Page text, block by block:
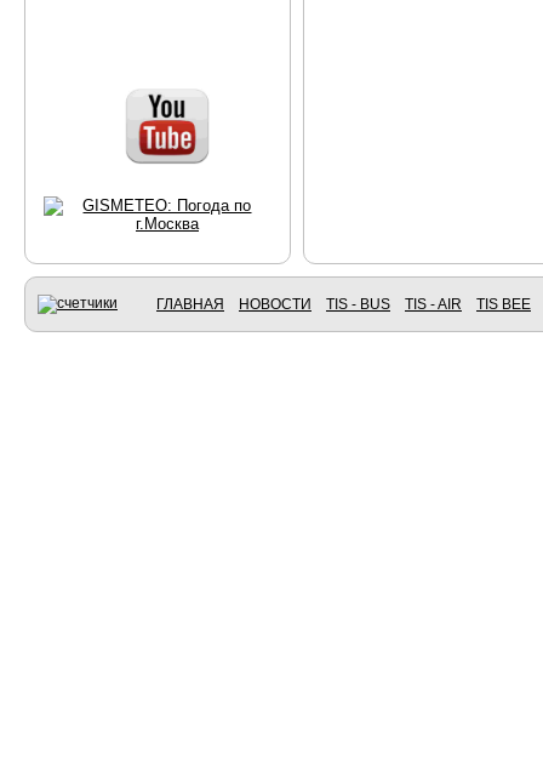
ГЛАВНАЯ НОВОСТИ TIS - BUS TIS - AIR TIS BEE